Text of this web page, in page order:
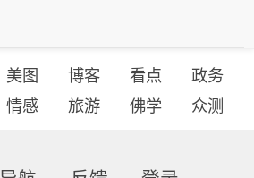
美图 博客 看点
政务
情感 旅游 佛学 众测